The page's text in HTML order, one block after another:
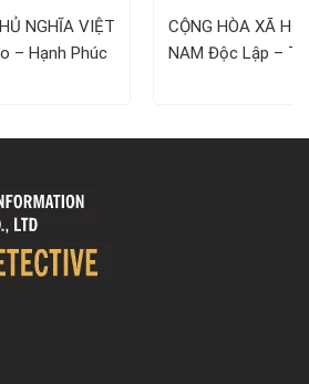
năm 2024
NGHĨA VIỆT
– Hạnh Phúc
1/5/
CỘNG HÒA XÃ
NAM Độc Lập –